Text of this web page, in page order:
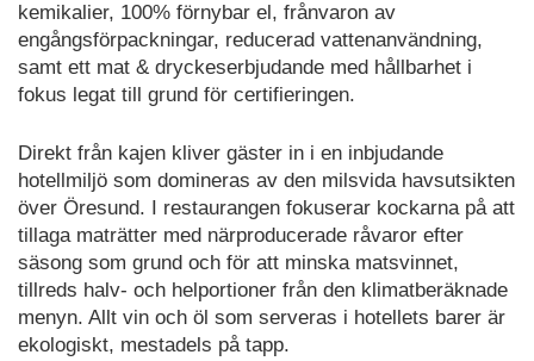
kemikalier, 100% förnybar el, frånvaron av
engångsförpackningar, reducerad vattenanvändning,
samt ett mat & dryckeserbjudande med hållbarhet i
fokus legat till grund för certifieringen.
Direkt från kajen kliver gäster in i en inbjudande
hotellmiljö som domineras av den milsvida havsutsikten
över Öresund. I restaurangen fokuserar kockarna på att
tillaga maträtter med närproducerade råvaror efter
säsong som grund och för att minska matsvinnet,
tillreds halv- och helportioner från den klimatberäknade
menyn. Allt vin och öl som serveras i hotellets barer är
ekologiskt, mestadels på tapp.